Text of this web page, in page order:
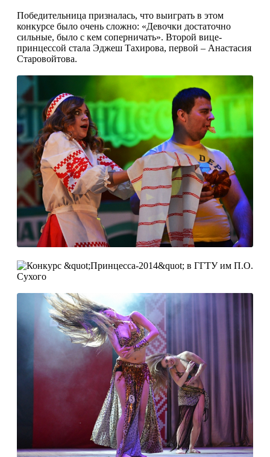
Победительница призналась, что выиграть в этом
конкурсе было очень сложно: «Девочки достаточно
сильные, было с кем соперничать». Второй вице-
принцессой стала Эджеш Тахирова, первой – Анастасия
Старовойтова.